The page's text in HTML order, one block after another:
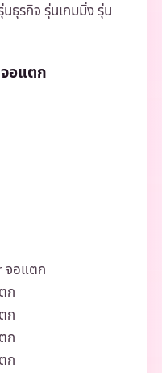
นธุรกิจ รุ่นเกมมิ่ง รุ่น
อแตก
จอแตก
ก
ก
ก
ก